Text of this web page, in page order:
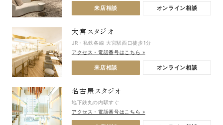
来店相談 オンライン相談
大宮スタジオ
JR・私鉄各線 大宮駅西口徒歩1分
アクセス・電話番号はこちら »
来店相談 オンライン相談
名古屋スタジオ
地下鉄丸の内駅すぐ
アクセス・電話番号はこちら »